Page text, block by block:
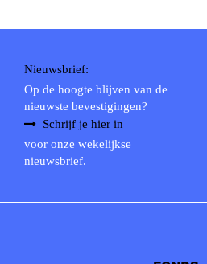
Nieuwsbrief:
Op de hoogte blijven van de
nieuwste bevestigingen?
Schrijf je hier in
voor onze wekelijkse
nieuwsbrief.